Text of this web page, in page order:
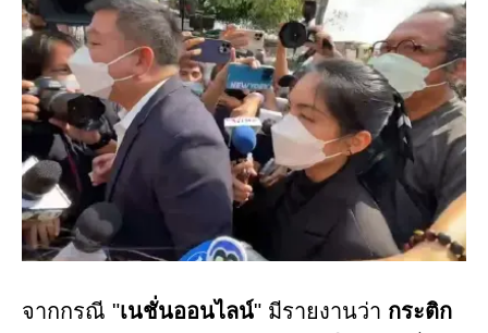
จากกรณี "เนชั่นออนไลน์" มีรายงานว่า กระติก